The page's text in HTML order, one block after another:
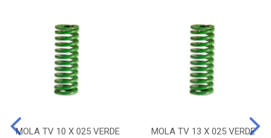
MOLA TV 10 X 025 VERDE MOLA TV 13 X 025 VERDE